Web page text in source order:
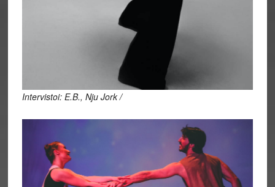
Intervistoi: E.B., Nju Jork /